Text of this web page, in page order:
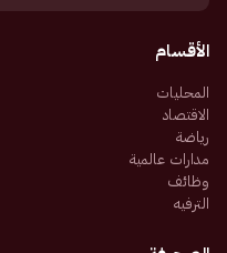
الأقسام
المحليات
الاقتصاد
رياضة
مدارات عالمية
وظائف
الترفيه